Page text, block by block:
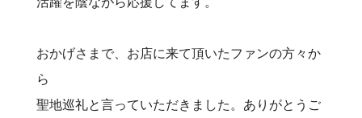
おかげさまで、お店に来て頂いたファンの方々か
ら
聖地巡礼と言っていただきました。ありがとうご